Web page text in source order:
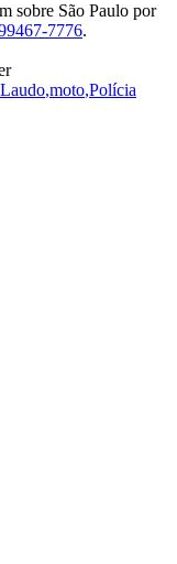
sobre São Paulo por
7776.
Laudo,moto,Polícia